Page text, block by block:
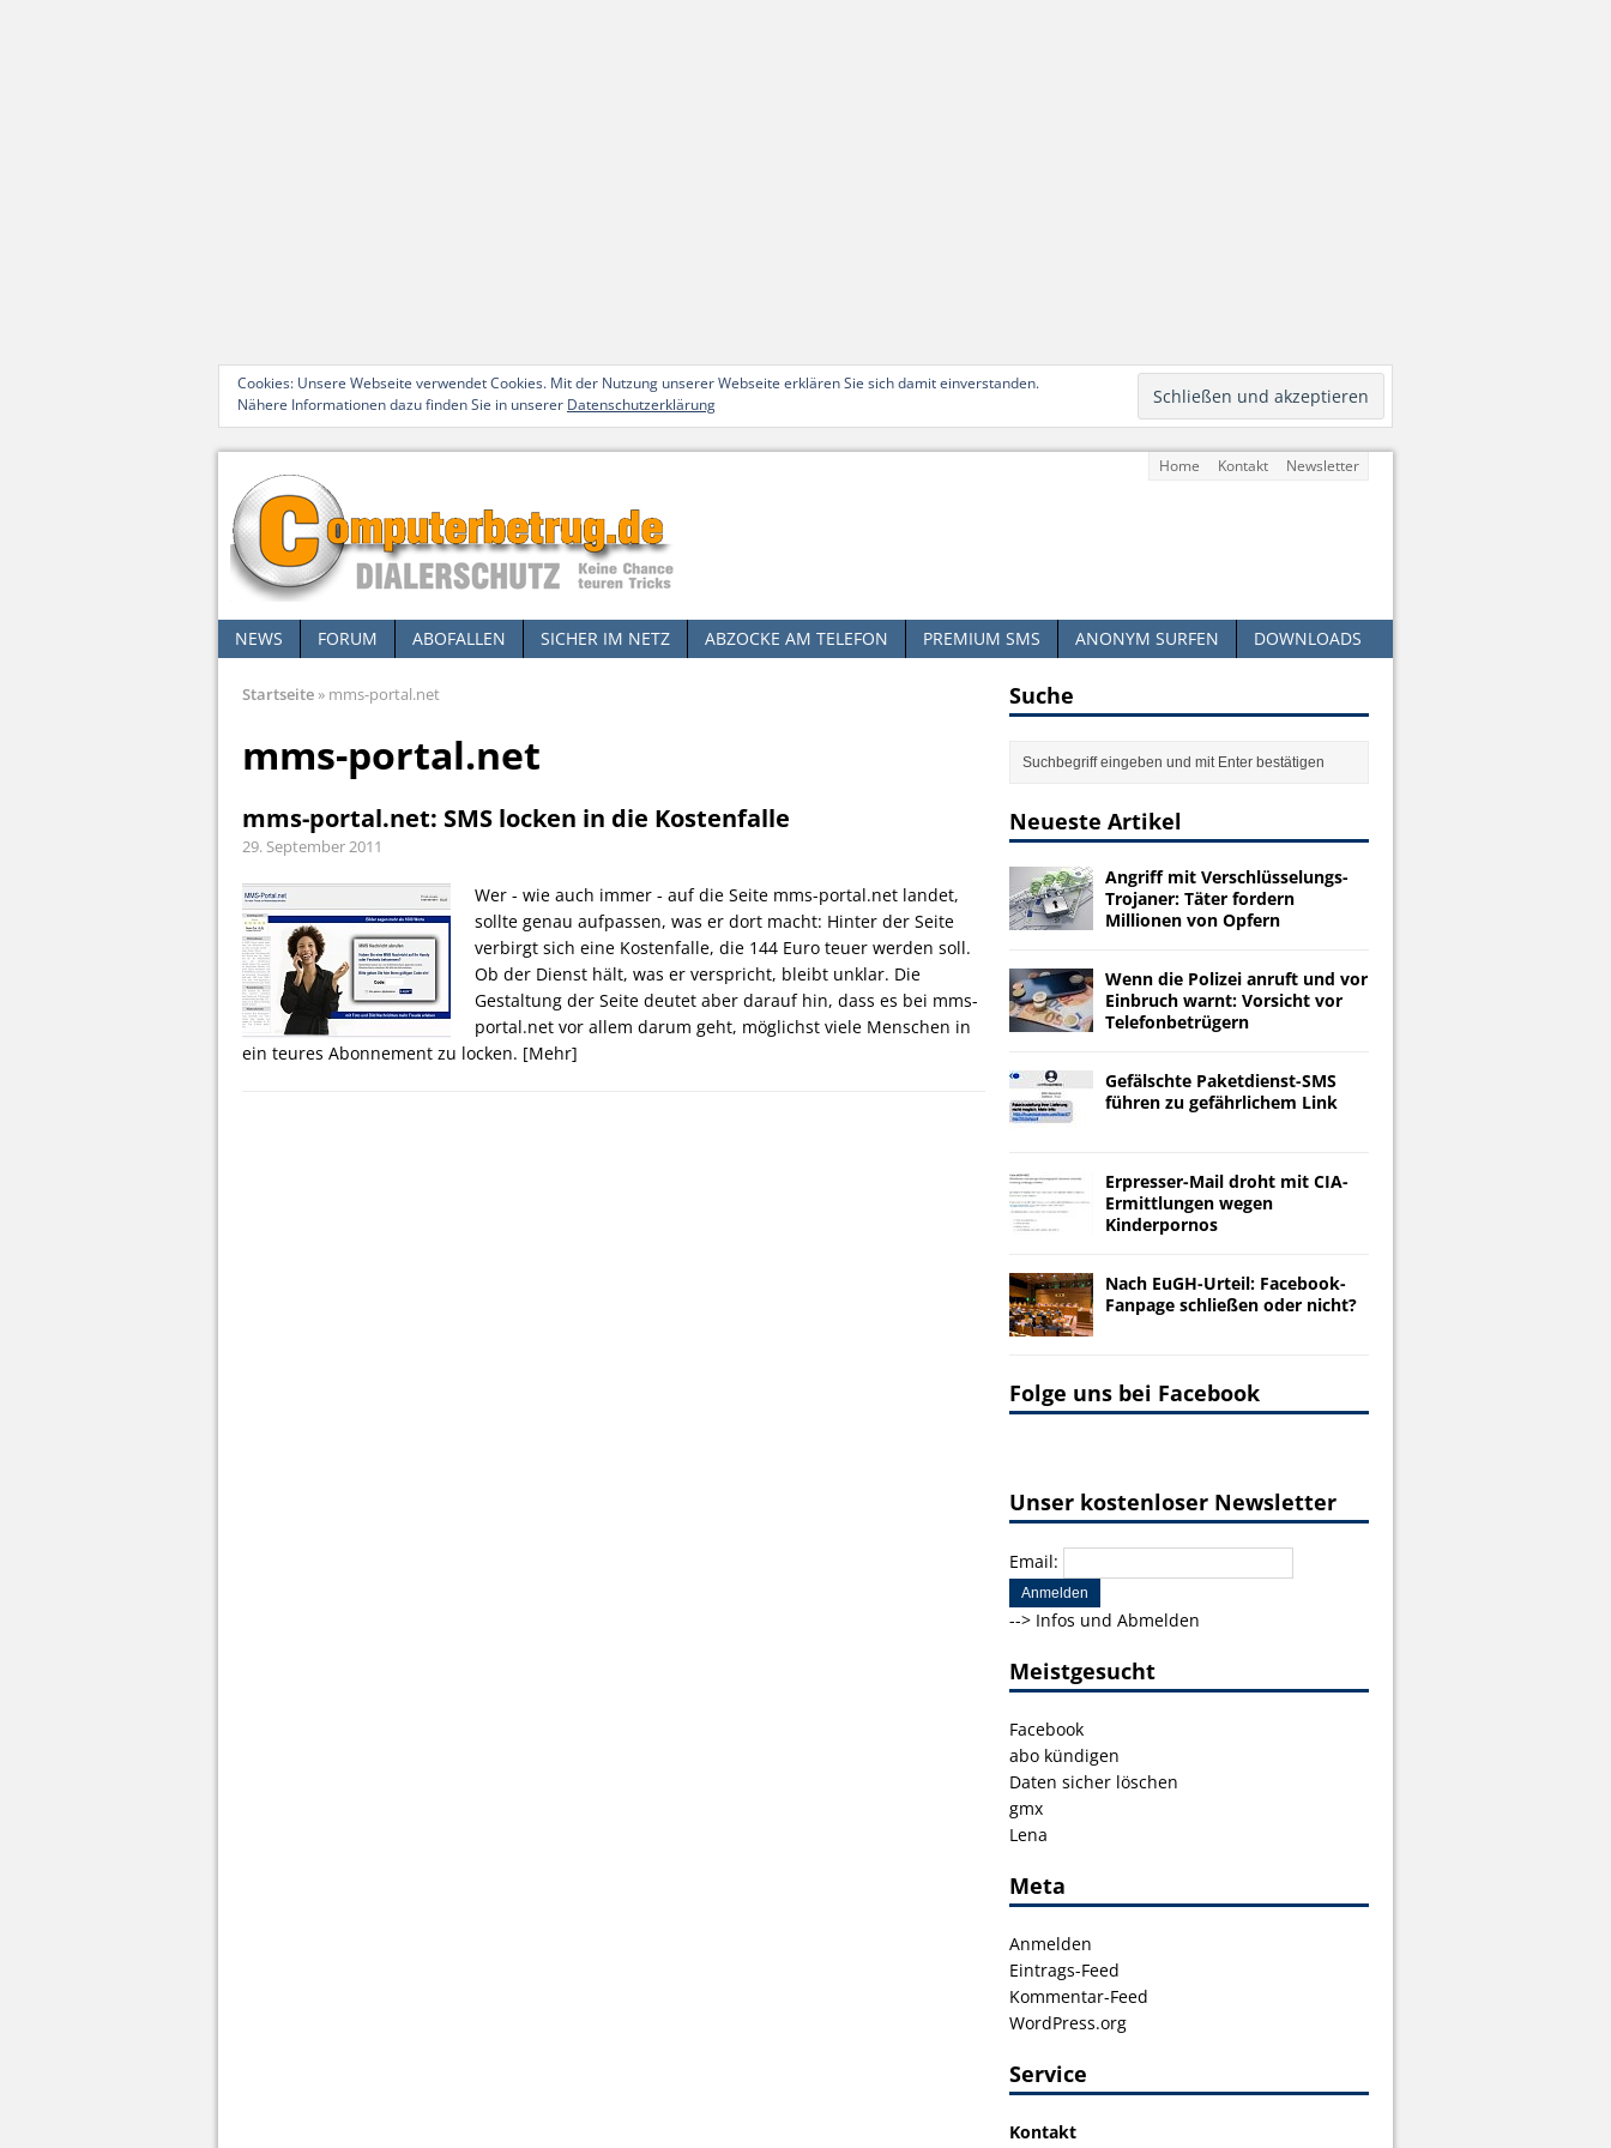
Cookies: Unsere Webseite verwendet Cookies. Mit der Nutzung unserer Webseite erklären Sie sich damit einverstanden.
Nähere Informationen dazu finden Sie in unserer Datenschutzerklärung
Home Kontakt Newsletter
NEWS FORUM ABOFALLEN SICHER IM NETZ ABZOCKE AM TELEFON PREMIUM SMS ANONYM SURFEN DOWNLOADS
Startseite» mms-portal.net
mms-portal.net
mms-portal.net: SMS locken in die Kostenfalle
29. September 2011
Wer - wie auch immer - auf die Seite mms-portal.net landet,
sollte genau aufpassen, was er dort macht: Hinter der Seite
verbirgt sich eine Kostenfalle, die 144 Euro teuer werden soll.
Ob der Dienst hält, was er verspricht, bleibt unklar. Die
Gestaltung der Seite deutet aber darauf hin, dass es bei mms-
portal.net vor allem darum geht, möglichst viele Menschen in
ein teures Abonnement zu locken. [Mehr]
Suche
Neueste Artikel
Angriff mit Verschlüsselungs-
Trojaner: Täter fordern
Millionen von Opfern
Wenn die Polizei anruft und vor
Einbruch warnt: Vorsicht vor
Telefonbetrügern
Gefälschte Paketdienst-SMS
führen zu gefährlichem Link
Erpresser-Mail droht mit CIA-
Ermittlungen wegen
Kinderpornos
Nach EuGH-Urteil: Facebook-
Fanpage schließen oder nicht?
Folge uns bei Facebook
Unser kostenloser Newsletter
Email:
--> Infos und Abmelden
Meistgesucht
Facebook
abo kündigen
Daten sicher löschen
gmx
Lena
Meta
Anmelden
Eintrags-Feed
Kommentar-Feed
WordPress.org
Service
Kontakt